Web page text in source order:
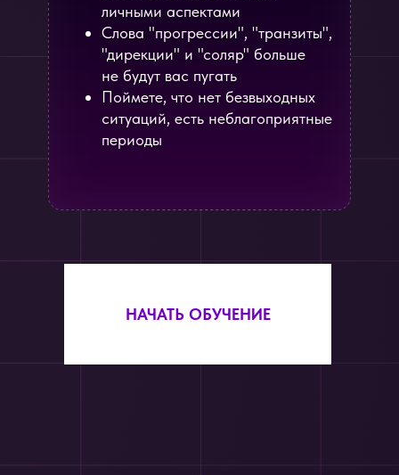
НАЧАТЬ ОБУЧЕНИЕ
личными аспектами
Слова "прогрессии", "транзиты",
"дирекции" и "соляр" больше
не будут вас пугать
Поймете, что нет безвыходных
ситуаций, есть неблагоприятные
периоды